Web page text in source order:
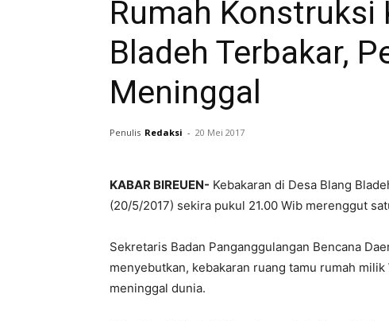
Rumah Konstruksi
Bladeh Terbakar,
Meninggal
Penulis Redaksi - 20 Mei 2017
KABAR BIREUEN- Kebakaran di Desa Blang
(20/5/2017) sekira pukul 21.00 Wib merenggut
Sekretaris Badan Panganggulangan Bencana
menyebutkan, kebakaran ruang tamu rumah
meninggal dunia.